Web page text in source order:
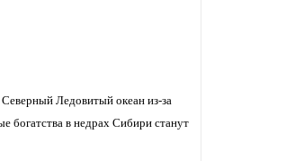
Ледовитый океан из-за
богатства в недрах Сибири станут